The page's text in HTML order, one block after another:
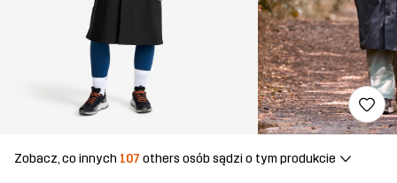
Zobacz, co innych 107 others osób sądzi o tym produkcie